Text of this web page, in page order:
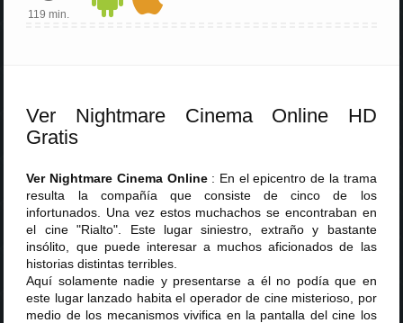
119 min.
Ver Nightmare Cinema Online HD
Gratis
Ver Nightmare Cinema Online : En el epicentro de la trama
resulta la compañía que consiste de cinco de los
infortunados. Una vez estos muchachos se encontraban en
el cine "Rialto". Este lugar siniestro, extraño y bastante
insólito, que puede interesar a muchos aficionados de las
historias distintas terribles.
Aquí solamente nadie y presentarse a él no podía que en
este lugar lanzado habita el operador de cine misterioso, por
medio de los mecanismos vivifica en la pantalla del cine los